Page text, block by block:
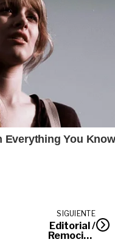
SIGUIENTE
Editorial /
Remoción